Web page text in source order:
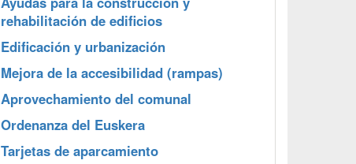
rehabilitación de edificios
Edificación y urbanización
Mejora de la accesibilidad (rampas)
Aprovechamiento del comunal
Ordenanza del Euskera
Tarjetas de aparcamiento